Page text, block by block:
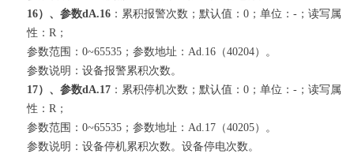
16）、参数dA.16 ：累积报警次数；默认值：0；单位：-；读写属
性：R；
参数范围：0~65535；参数地址：Ad.16（40204）。
参数说明：设备报警累积次数。
17）、参数dA.17 ：累积停机次数；默认值：0；单位：-；读写属
性：R；
参数范围：0~65535；参数地址：Ad.17（40205）。
参数说明：设备停机累积次数。设备停电次数。